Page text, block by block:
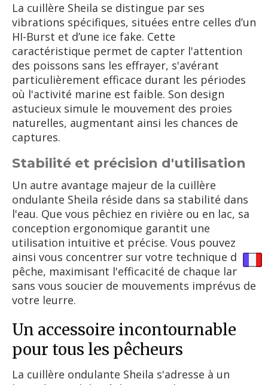
La cuillère Sheila se distingue par ses
vibrations spécifiques, situées entre celles d’un
HI-Burst et d’une ice fake. Cette
caractéristique permet de capter l'attention
des poissons sans les effrayer, s'avérant
particulièrement efficace durant les périodes
où l'activité marine est faible. Son design
astucieux simule le mouvement des proies
naturelles, augmentant ainsi les chances de
captures.
Stabilité et précision d'utilisation
Un autre avantage majeur de la cuillère
ondulante Sheila réside dans sa stabilité dans
l'eau. Que vous pêchiez en rivière ou en lac, sa
conception ergonomique garantit une
utilisation intuitive et précise. Vous pouvez
ainsi vous concentrer sur votre technique de
pêche, maximisant l'efficacité de chaque lancer
sans vous soucier de mouvements imprévus de
votre leurre.
Un accessoire incontournable
pour tous les pêcheurs
La cuillère ondulante Sheila s'adresse à un